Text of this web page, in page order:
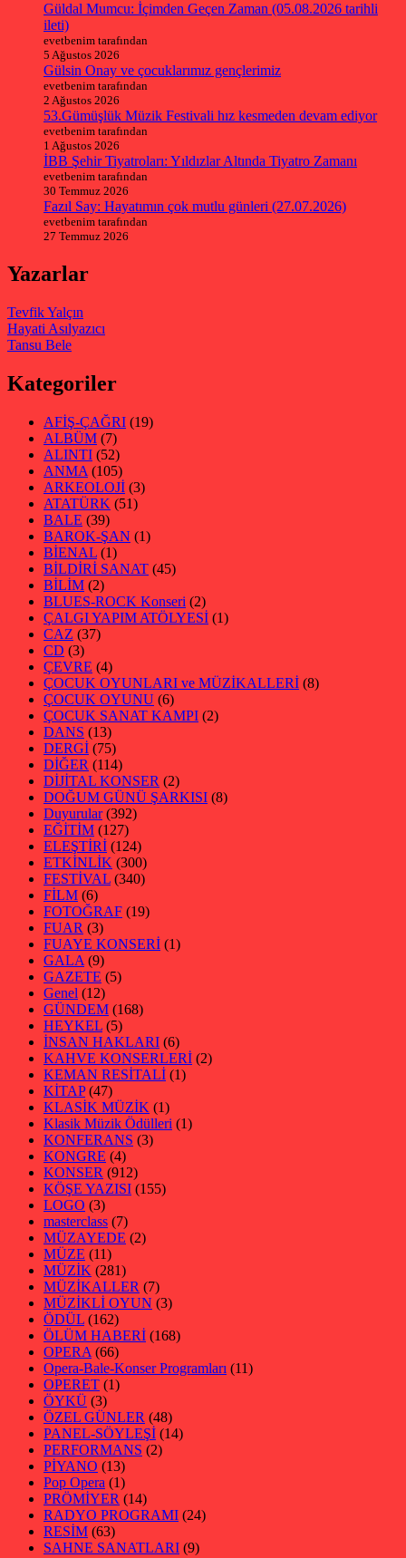
Güldal Mumcu: İçimden Geçen Zaman (05.08.2026 tarihli
ileti)
evetbenim tarafından
5 Ağustos 2026
Gülsin Onay ve çocuklarımız gençlerimiz
evetbenim tarafından
2 Ağustos 2026
53.Gümüşlük Müzik Festivali hız kesmeden devam ediyor
evetbenim tarafından
1 Ağustos 2026
İBB Şehir Tiyatroları: Yıldızlar Altında Tiyatro Zamanı
evetbenim tarafından
30 Temmuz 2026
Fazıl Say: Hayatımın çok mutlu günleri (27.07.2026)
evetbenim tarafından
27 Temmuz 2026
Yazarlar
Tevfik Yalçın
Hayati Asılyazıcı
Tansu Bele
Kategoriler
AFİŞ-ÇAĞRI (19)
ALBÜM (7)
ALINTI (52)
ANMA (105)
ARKEOLOJİ (3)
ATATÜRK (51)
BALE (39)
BAROK-ŞAN (1)
BİENAL (1)
BİLDİRİ SANAT (45)
BİLİM (2)
BLUES-ROCK Konseri (2)
ÇALGI YAPIM ATÖLYESİ (1)
CAZ (37)
CD (3)
ÇEVRE (4)
ÇOCUK OYUNLARI ve MÜZİKALLERİ (8)
ÇOCUK OYUNU (6)
ÇOCUK SANAT KAMPI (2)
DANS (13)
DERGİ (75)
DİĞER (114)
DİJİTAL KONSER (2)
DOĞUM GÜNÜ ŞARKISI (8)
Duyurular(392)
EĞİTİM (127)
ELEŞTİRİ (124)
ETKİNLİK (300)
FESTİVAL (340)
FİLM (6)
FOTOĞRAF (19)
FUAR (3)
FUAYE KONSERİ (1)
GALA (9)
GAZETE (5)
Genel (12)
GÜNDEM (168)
HEYKEL (5)
İNSAN HAKLARI (6)
KAHVE KONSERLERİ (2)
KEMAN RESİTALİ (1)
KİTAP(47)
KLASİK MÜZİK (1)
Klasik Müzik Ödülleri (1)
KONFERANS (3)
KONGRE (4)
KONSER (912)
KÖŞE YAZISI (155)
LOGO (3)
masterclass (7)
MÜZAYEDE (2)
MÜZE (11)
MÜZİK (281)
MÜZİKALLER (7)
MÜZİKLİ OYUN (3)
ÖDÜL (162)
ÖLÜM HABERİ (168)
OPERA (66)
Opera-Bale-Konser Programları (11)
OPERET (1)
ÖYKÜ (3)
ÖZEL GÜNLER (48)
PANEL-SÖYLEŞİ (14)
PERFORMANS (2)
PİYANO (13)
Pop Opera (1)
PRÖMİYER (14)
RADYO PROGRAMI (24)
RESİM (63)
SAHNE SANATLARI (9)